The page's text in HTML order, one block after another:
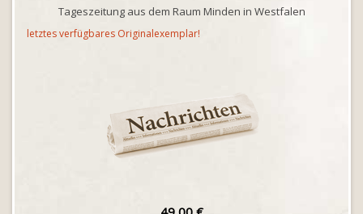
Tageszeitung aus dem Raum Minden in Westfalen
letztes verfügbares Originalexemplar!